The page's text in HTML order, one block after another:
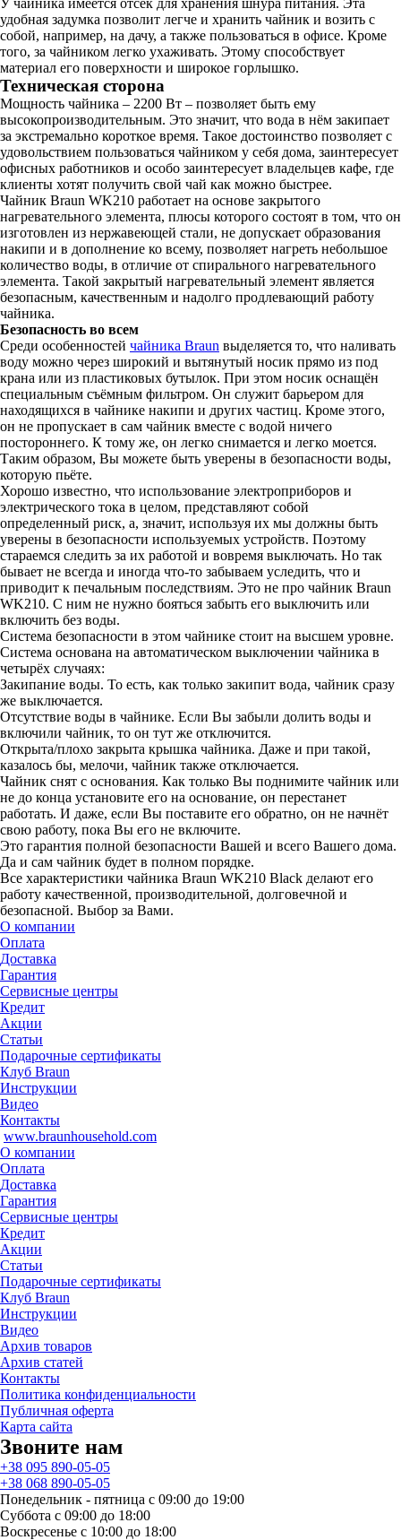
У чайника имеется отсек для хранения шнура питания. Эта
удобная задумка позволит легче и хранить чайник и возить с
собой, например, на дачу, а также пользоваться в офисе. Кроме
того, за чайником легко ухаживать. Этому способствует
материал его поверхности и широкое горлышко.
Техническая сторона
Мощность чайника – 2200 Вт – позволяет быть ему
высокопроизводительным. Это значит, что вода в нём закипает
за экстремально короткое время. Такое достоинство позволяет с
удовольствием пользоваться чайником у себя дома, заинтересует
офисных работников и особо заинтересует владельцев кафе, где
клиенты хотят получить свой чай как можно быстрее.
Чайник Brаun WK210 работает на основе закрытого
нагревательного элемента, плюсы которого состоят в том, что он
изготовлен из нержавеющей стали, не допускает образования
накипи и в дополнение ко всему, позволяет нагреть небольшое
количество воды, в отличие от спирального нагревательного
элемента. Такой закрытый нагревательный элемент является
безопасным, качественным и надолго продлевающий работу
чайника.
Безопасность во всем
Среди особенностей чайника Brаun выделяется то, что наливать
воду можно через широкий и вытянутый носик прямо из под
крана или из пластиковых бутылок. При этом носик оснащён
специальным съёмным фильтром. Он служит барьером для
находящихся в чайнике накипи и других частиц. Кроме этого,
он не пропускает в сам чайник вместе с водой ничего
постороннего. К тому же, он легко снимается и легко моется.
Таким образом, Вы можете быть уверены в безопасности воды,
которую пьёте.
Хорошо известно, что использование электроприборов и
электрического тока в целом, представляют собой
определенный риск, а, значит, используя их мы должны быть
уверены в безопасности используемых устройств. Поэтому
стараемся следить за их работой и вовремя выключать. Но так
бывает не всегда и иногда что-то забываем уследить, что и
приводит к печальным последствиям. Это не про чайник Brаun
WK210. С ним не нужно бояться забыть его выключить или
включить без воды.
Система безопасности в этом чайнике стоит на высшем уровне.
Система основана на автоматическом выключении чайника в
четырёх случаях:
Закипание воды. То есть, как только закипит вода, чайник сразу
же выключается.
Отсутствие воды в чайнике. Если Вы забыли долить воды и
включили чайник, то он тут же отключится.
Открыта/плохо закрыта крышка чайника. Даже и при такой,
казалось бы, мелочи, чайник также отключается.
Чайник снят с основания. Как только Вы поднимите чайник или
не до конца установите его на основание, он перестанет
работать. И даже, если Вы поставите его обратно, он не начнёт
свою работу, пока Вы его не включите.
Это гарантия полной безопасности Вашей и всего Вашего дома.
Да и сам чайник будет в полном порядке.
Все характеристики чайника Brаun WK210 Black делают его
работу качественной, производительной, долговечной и
безопасной. Выбор за Вами.
О компании
Оплата
Доставка
Гарантия
Сервисные центры
Кредит
Акции
Статьи
Подарочные сертификаты
Клуб Braun
Инструкции
Видео
Контакты
www.braunhousehold.com
О компании
Оплата
Доставка
Гарантия
Сервисные центры
Кредит
Акции
Статьи
Подарочные сертификаты
Клуб Braun
Инструкции
Видео
Архив товаров
Архив статей
Контакты
Политика конфиденциальности
Публичная оферта
Карта сайта
Звоните нам
+38 095 890-05-05
+38 068 890-05-05
Понедельник - пятница с 09:00 до 19:00
Суббота с 09:00 до 18:00
Воскресенье с 10:00 до 18:00